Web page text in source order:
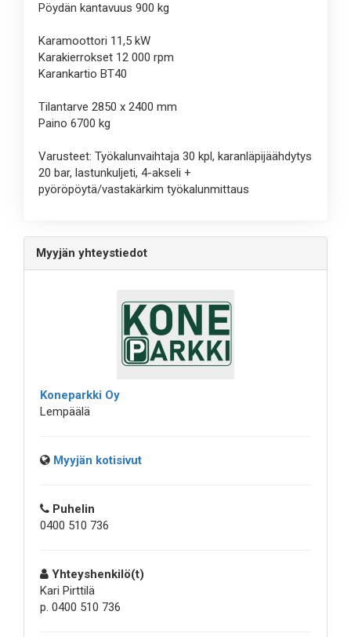
Pöydän kantavuus 900 kg
Karamoottori 11,5 kW
Karakierrokset 12 000 rpm
Karankartio BT40
Tilantarve 2850 x 2400 mm
Paino 6700 kg
Varusteet: Työkalunvaihtaja 30 kpl, karanläpijäähdytys
20 bar, lastunkuljeti, 4-akseli +
pyöröpöytä/vastakärkim työkalunmittaus
Myyjän yhteystiedot
Koneparkki Oy
Lempäälä
Myyjän kotisivut
Puhelin
0400 510 736
Yhteyshenkilö(t)
Kari Pirttilä
p. 0400 510 736